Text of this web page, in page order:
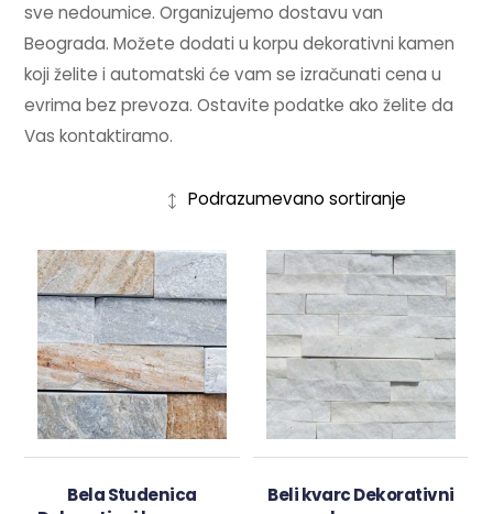
sve nedoumice. Organizujemo dostavu van
Beograda. Možete dodati u korpu dekorativni kamen
koji želite i automatski će vam se izračunati cena u
evrima bez prevoza. Ostavite podatke ako želite da
Vas kontaktiramo.
Bela Studenica
Beli kvarc Dekorativni